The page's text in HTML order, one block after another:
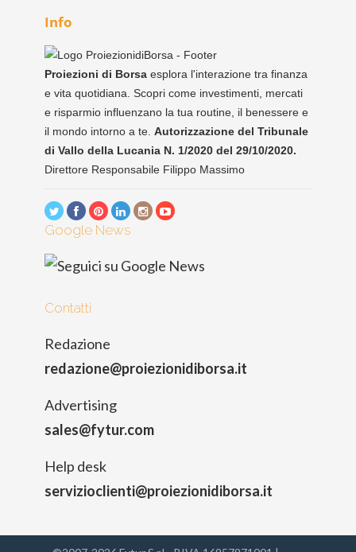
Info
Proiezioni di Borsa esplora l'interazione tra finanza
e vita quotidiana. Scopri come investimenti, mercati
e risparmio influenzano la tua routine, il benessere e
il mondo intorno a te. Autorizzazione del Tribunale
di Vallo della Lucania N. 1/2020 del 29/10/2020.
Direttore Responsabile Filippo Massimo
Google News
Contatti
Redazione
redazione@proiezionidiborsa.it
Advertising
sales@fytur.com
Help desk
servizioclienti@proiezionidiborsa.it